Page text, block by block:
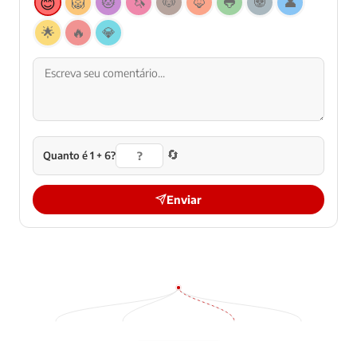
🌟
🔥 💎
Quanto é 1 + 6? 🔄
Enviar